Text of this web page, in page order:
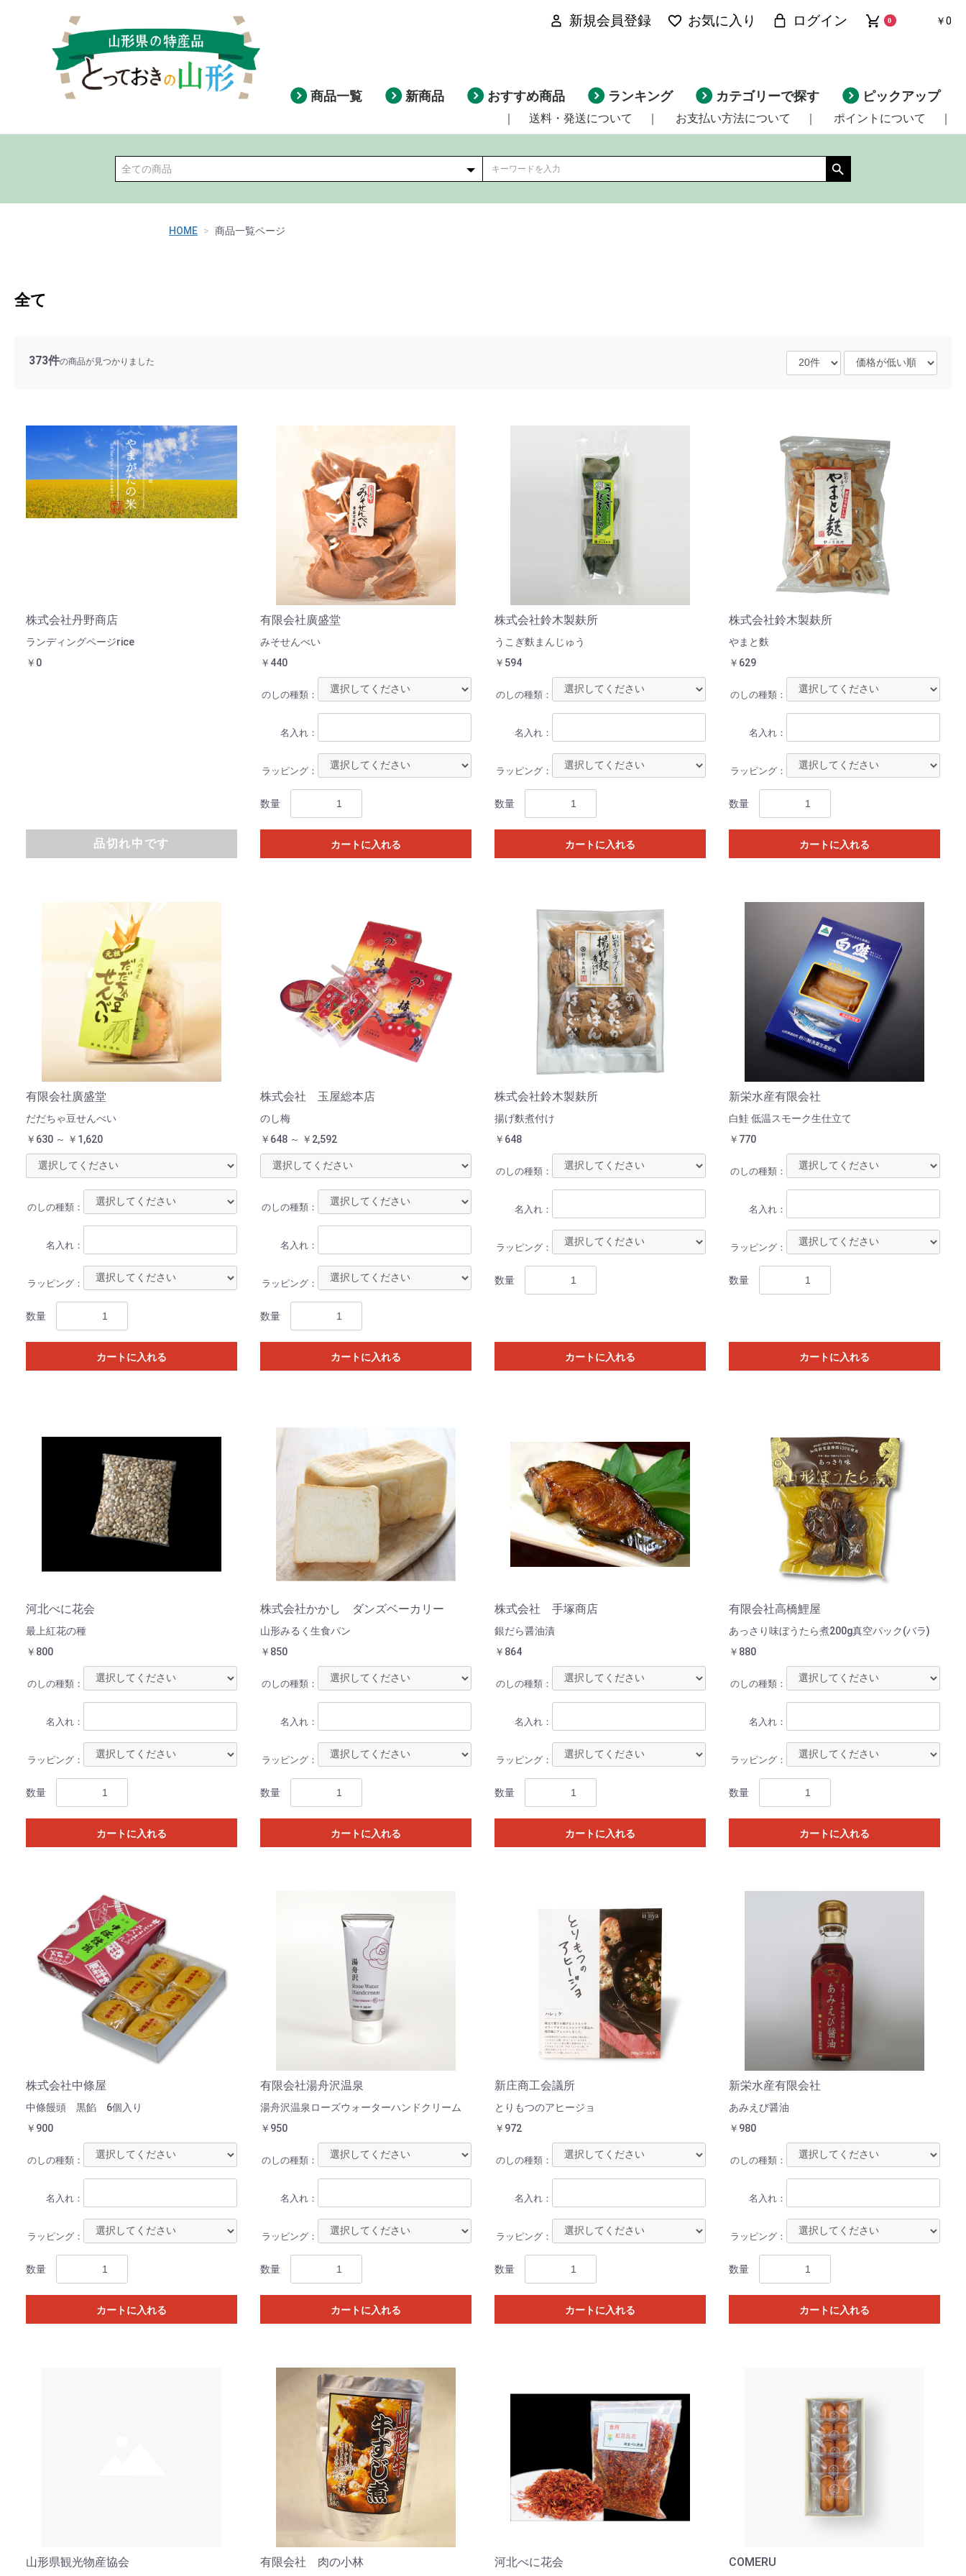
新規会員登録 お気に入り ログイン 0 ￥0
商品一覧 新商品 おすすめ商品 ランキング カテゴリーで探す ピックアップ
｜ 送料・発送について ｜ お支払い方法について ｜ ポイントについて ｜
HOME 商品一覧ページ
全て
373件の商品が見つかりました
株式会社丹野商店
ランディングページrice
￥0
品切れ中です
有限会社廣盛堂
みそせんべい
￥440
のしの種類：
名入れ：
ラッピング：
数量
カートに入れる
株式会社鈴木製麸所
うこぎ麩まんじゅう
￥594
のしの種類：
名入れ：
ラッピング：
数量
カートに入れる
株式会社鈴木製麸所
やまと麩
￥629
のしの種類：
名入れ：
ラッピング：
数量
カートに入れる
有限会社廣盛堂
だだちゃ豆せんべい
￥630 ～ ￥1,620
のしの種類：
名入れ：
ラッピング：
数量
カートに入れる
株式会社 玉屋総本店
のし梅
￥648 ～ ￥2,592
のしの種類：
名入れ：
ラッピング：
数量
カートに入れる
株式会社鈴木製麸所
揚げ麩煮付け
￥648
のしの種類：
名入れ：
ラッピング：
数量
カートに入れる
新栄水産有限会社
白鮭 低温スモーク生仕立て
￥770
のしの種類：
名入れ：
ラッピング：
数量
カートに入れる
河北べに花会
最上紅花の種
￥800
のしの種類：
名入れ：
ラッピング：
数量
カートに入れる
株式会社かかし ダンズベーカリー
山形みるく生食パン
￥850
のしの種類：
名入れ：
ラッピング：
数量
カートに入れる
株式会社 手塚商店
銀だら醤油漬
￥864
のしの種類：
名入れ：
ラッピング：
数量
カートに入れる
有限会社高橋鯉屋
あっさり味ぼうたら煮200g真空パック(バラ)
￥880
のしの種類：
名入れ：
ラッピング：
数量
カートに入れる
株式会社中條屋
中條饅頭 黒餡 6個入り
￥900
のしの種類：
名入れ：
ラッピング：
数量
カートに入れる
有限会社湯舟沢温泉
湯舟沢温泉ローズウォーターハンドクリーム
￥950
のしの種類：
名入れ：
ラッピング：
数量
カートに入れる
新庄商工会議所
とりもつのアヒージョ
￥972
のしの種類：
名入れ：
ラッピング：
数量
カートに入れる
新栄水産有限会社
あみえび醤油
￥980
のしの種類：
名入れ：
ラッピング：
数量
カートに入れる
山形県観光物産協会 有限会社 肉の小林 河北べに花会 COMERU